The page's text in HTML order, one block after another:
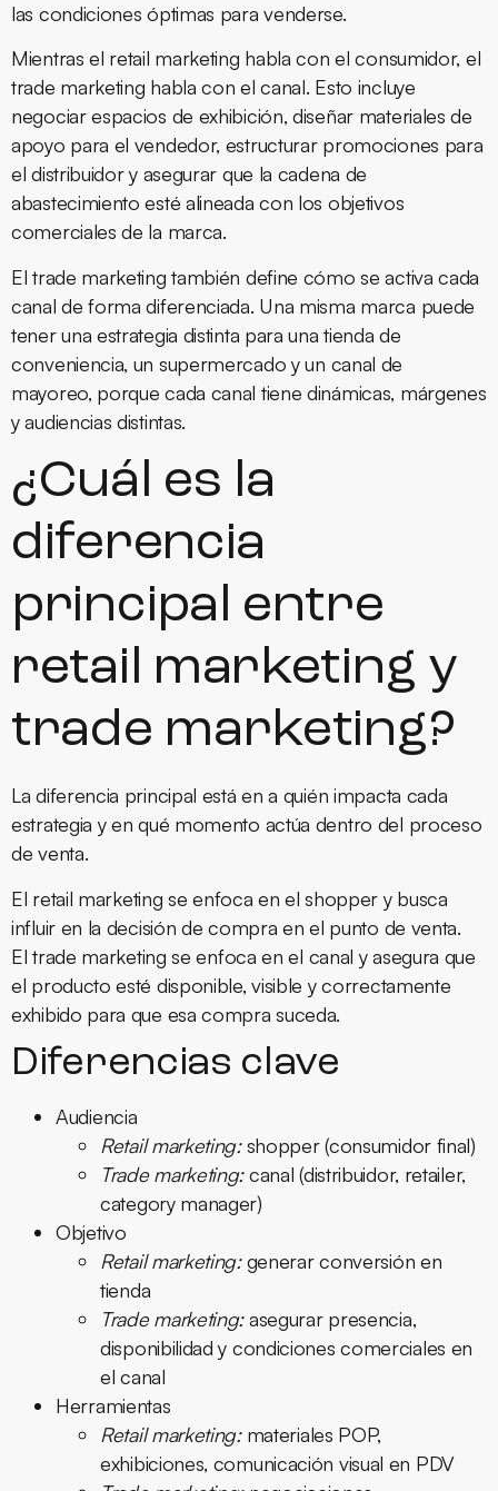
las condiciones óptimas para venderse.
Mientras el retail marketing habla con el consumidor, el
trade marketing habla con el canal. Esto incluye
negociar espacios de exhibición, diseñar materiales de
apoyo para el vendedor, estructurar promociones para
el distribuidor y asegurar que la cadena de
abastecimiento esté alineada con los objetivos
comerciales de la marca.
El trade marketing también define cómo se activa cada
canal de forma diferenciada. Una misma marca puede
tener una estrategia distinta para una tienda de
conveniencia, un supermercado y un canal de
mayoreo, porque cada canal tiene dinámicas, márgenes
y audiencias distintas.
¿Cuál es la
diferencia
principal entre
retail marketing y
trade marketing?
La diferencia principal está en a quién impacta cada
estrategia y en qué momento actúa dentro del proceso
de venta.
El retail marketing se enfoca en el shopper y busca
influir en la decisión de compra en el punto de venta.
Eltrade marketing se enfoca en el canal y asegura que
el producto esté disponible, visible y correctamente
exhibido para que esa compra suceda.
Diferencias clave
Audiencia
Retail marketing:shopper (consumidor final)
Trade marketing:canal (distribuidor, retailer,
category manager)
Objetivo
Retail marketing:generar conversión en
tienda
Trade marketing:asegurar presencia,
disponibilidad y condiciones comerciales en
el canal
Herramientas
Retail marketing:materiales POP,
exhibiciones, comunicación visual en PDV